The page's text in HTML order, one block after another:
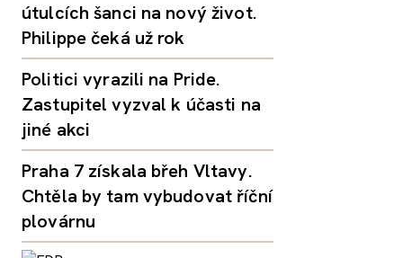
útulcích šanci na nový život.
Philippe čeká už rok
Politici vyrazili na Pride.
Zastupitel vyzval k účasti na
jiné akci
Praha 7 získala břeh Vltavy.
Chtěla by tam vybudovat říční
plovárnu